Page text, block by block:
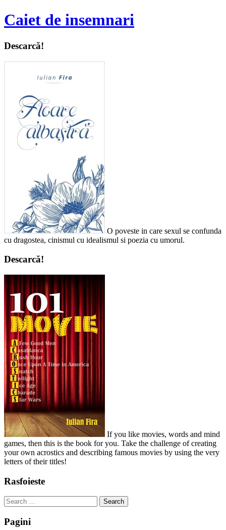
Caiet de insemnari
Descarcă!
O poveste in care sexul se confunda
cu dragostea, cinismul cu idealismul si poezia cu umorul.
Descarcă!
If you like movies, words and mind
games, then this is the book for you. Take the challenge of creating
your own acrostics and describing famous movies by using the very
letters of their titles!
Rasfoieste
Search
for:
Pagini